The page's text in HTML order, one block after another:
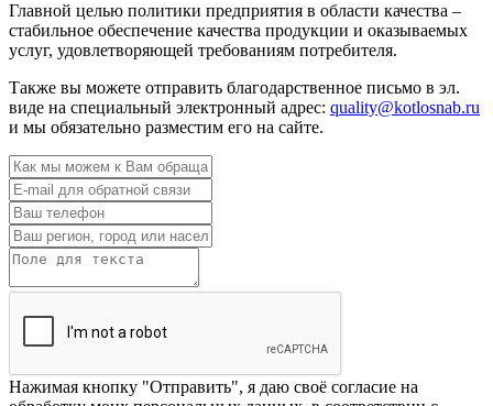
Главной целью политики предприятия в области качества –
стабильное обеспечение качества продукции и оказываемых
услуг, удовлетворяющей требованиям потребителя.
Также вы можете отправить благодарственное письмо в эл.
виде на специальный электронный адрес: quality@kotlosnab.ru
и мы обязательно разместим его на сайте.
Нажимая кнопку "Отправить", я даю своё согласие на